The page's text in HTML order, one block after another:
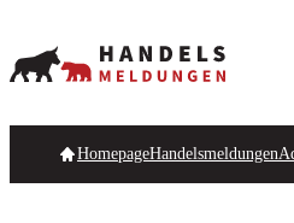
HomepageHandelsmeldungen